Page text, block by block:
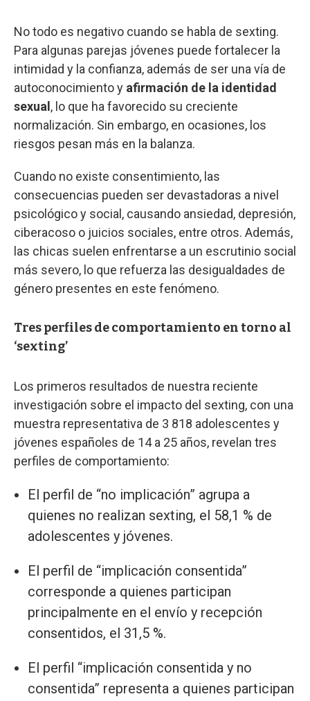
No todo es negativo cuando se habla de sexting.
Para algunas parejas jóvenes puede fortalecer la
intimidad y la confianza, además de ser una vía de
autoconocimiento y afirmación de la identidad
sexual , lo que ha favorecido su creciente
normalización. Sin embargo, en ocasiones, los
riesgos pesan más en la balanza.
Cuando no existe consentimiento, las
consecuencias pueden ser devastadoras a nivel
psicológico y social, causando ansiedad, depresión,
ciberacoso o juicios sociales, entre otros. Además,
las chicas suelen enfrentarse a un escrutinio social
más severo, lo que refuerza las desigualdades de
género presentes en este fenómeno.
Tres perfiles de comportamiento en torno al
‘sexting’
Los primeros resultados de nuestra reciente
investigación sobre el impacto del sexting, con una
muestra representativa de 3 818 adolescentes y
jóvenes españoles de 14 a 25 años, revelan tres
perfiles de comportamiento:
El perfil de “no implicación” agrupa a
quienes no realizan sexting, el 58,1 % de
adolescentes y jóvenes.
El perfil de “implicación consentida”
corresponde a quienes participan
principalmente en el envío y recepción
consentidos, el 31,5 %.
El perfil “implicación consentida y no
consentida” representa a quienes participan